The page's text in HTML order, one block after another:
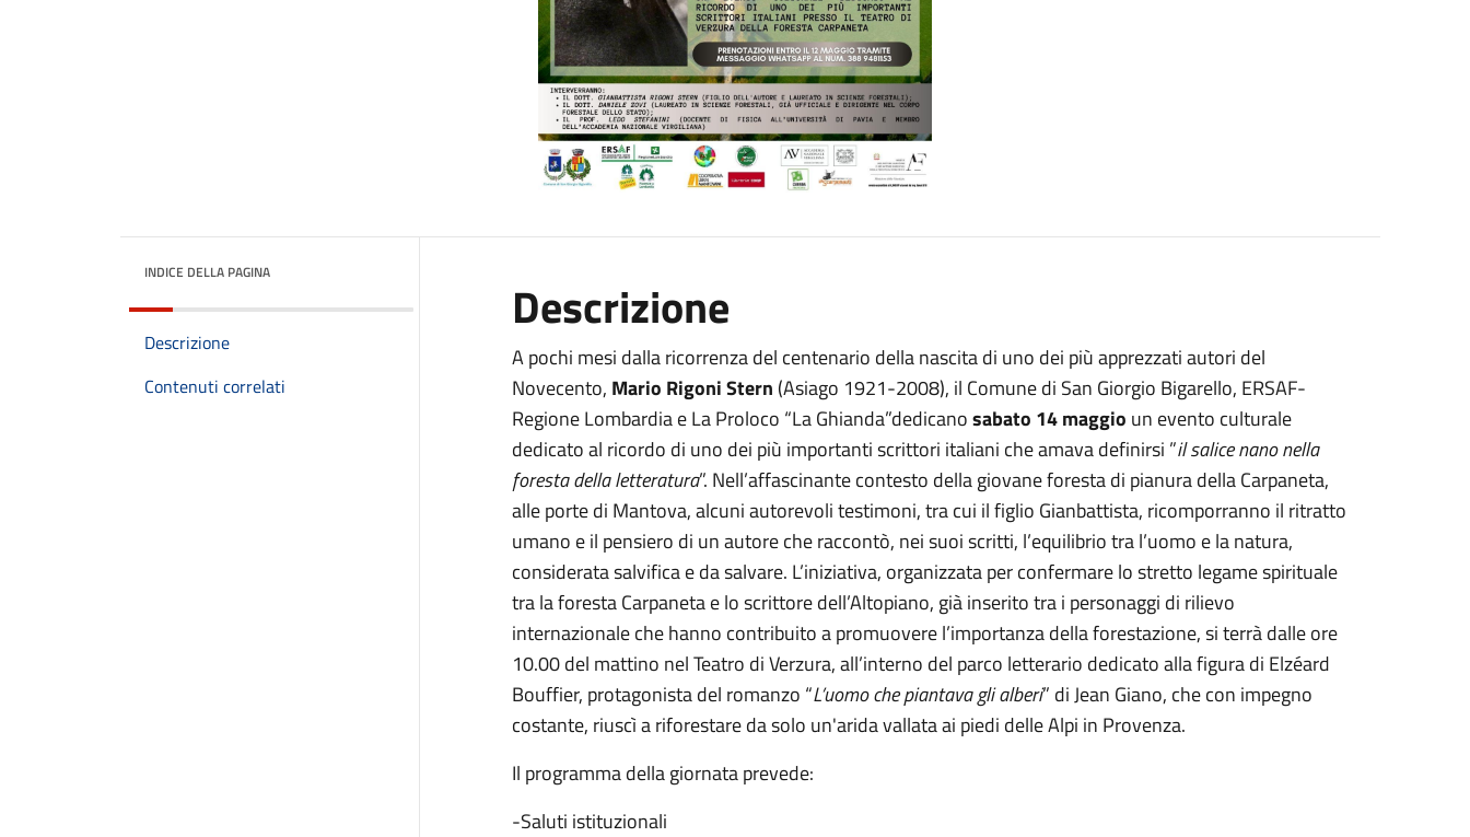
INDICE DELLA PAGINA
Descrizione
Contenuti correlati
Descrizione
A pochi mesi dalla ricorrenza del centenario della nascita di uno dei più apprezzati autori del
Novecento, Mario Rigoni Stern (Asiago 1921-2008), il Comune di San Giorgio Bigarello, ERSAF-
Regione Lombardia e La Proloco “La Ghianda”dedicanosabato 14 maggio un evento culturale
dedicato al ricordo di uno dei più importanti scrittori italiani che amava definirsi ”il salice nano nella
foresta della letteratura”. Nell’affascinante contesto della giovane foresta di pianura della Carpaneta,
alle porte di Mantova, alcuni autorevoli testimoni, tra cui il figlio Gianbattista, ricomporranno il ritratto
umano e il pensiero di un autore che raccontò, nei suoi scritti, l’equilibrio tra l’uomo e la natura,
considerata salvifica e da salvare. L’iniziativa, organizzata per confermare lo stretto legame spirituale
tra la foresta Carpaneta e lo scrittore dell’Altopiano, già inserito tra i personaggi di rilievo
internazionale che hanno contribuito a promuovere l’importanza della forestazione, si terrà dalle ore
10.00 del mattino nel Teatro di Verzura, all’interno del parco letterario dedicato alla figura di Elzéard
Bouffier, protagonista del romanzo “L’uomo che piantava gli alberi” di Jean Giano, che con impegno
costante, riuscì a riforestare da solo un'arida vallata ai piedi delle Alpi in Provenza.
Il programma della giornata prevede:
-Saluti istituzionali